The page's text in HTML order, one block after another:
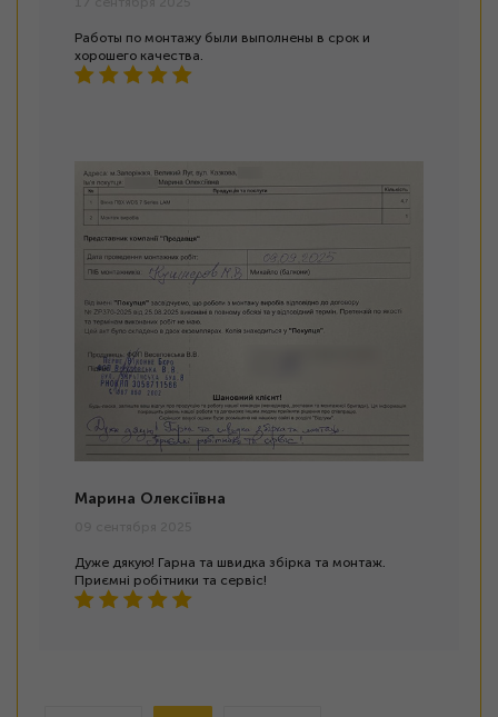
Работы по монтажу были выполнены в срок и
хорошего качества.
Марина Олексіївна
Дуже дякую! Гарна та швидка збірка та монтаж.
Приємні робітники та сервіс!